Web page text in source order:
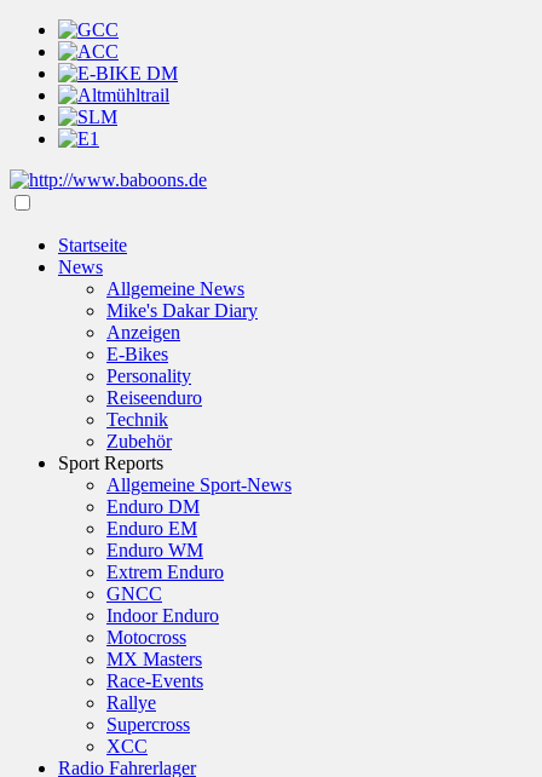
Startseite
News
Allgemeine News
Mike's Dakar Diary
Anzeigen
E-Bikes
Personality
Reiseenduro
Technik
Zubehör
Sport Reports
Allgemeine Sport-News
Enduro DM
Enduro EM
Enduro WM
Extrem Enduro
GNCC
Indoor Enduro
Motocross
MX Masters
Race-Events
Rallye
Supercross
XCC
Radio Fahrerlager